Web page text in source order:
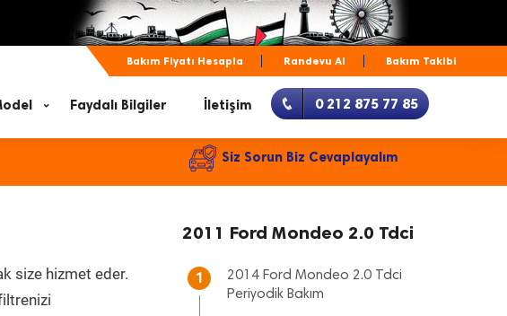
Bakım Fiyatı Hesapla Randevu Al Bakım Takibi
Faydalı Bilgiler İletişim 0 212 875 77 85
Siz Sorun Biz Cevaplayalım
size hizmet eder.
2011 Ford Mondeo 2.0 Tdci
1
2014 Ford Mondeo 2.0 Tdci
Periyodik Bakım